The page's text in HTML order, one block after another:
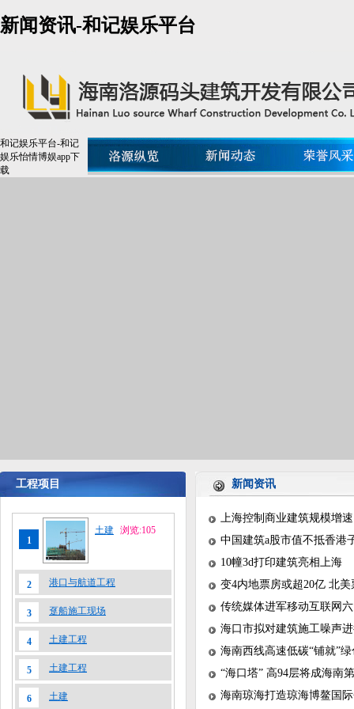
新闻资讯-和记娱乐平台
和记娱乐平台-和记
娱乐怡情博娱app下
载
工程项目 新闻资讯
1
土建 浏览:105
2 港口与航道工程
3 趸船施工现场
4 土建工程
5 土建工程
6 土建
上海控制商业建筑规模增速
中国建筑a股市值不抵香港
10幢3d打印建筑亮相上海
变4内地票房或超20亿 北
传统媒体进军移动互联网
海口市拟对建筑施工噪声
海南西线高速低碳“铺就”
“海口塔” 高94层将成海南
海南琼海打造琼海博鳌国